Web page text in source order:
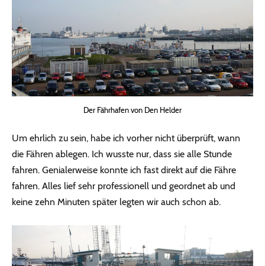
Der Fährhafen von Den Helder
Um ehrlich zu sein, habe ich vorher nicht überprüft, wann
die Fähren ablegen. Ich wusste nur, dass sie alle Stunde
fahren. Genialerweise konnte ich fast direkt auf die Fähre
fahren. Alles lief sehr professionell und geordnet ab und
keine zehn Minuten später legten wir auch schon ab.